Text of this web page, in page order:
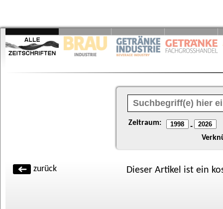
Zeitraum: -
zurück Dieser Artikel ist ein